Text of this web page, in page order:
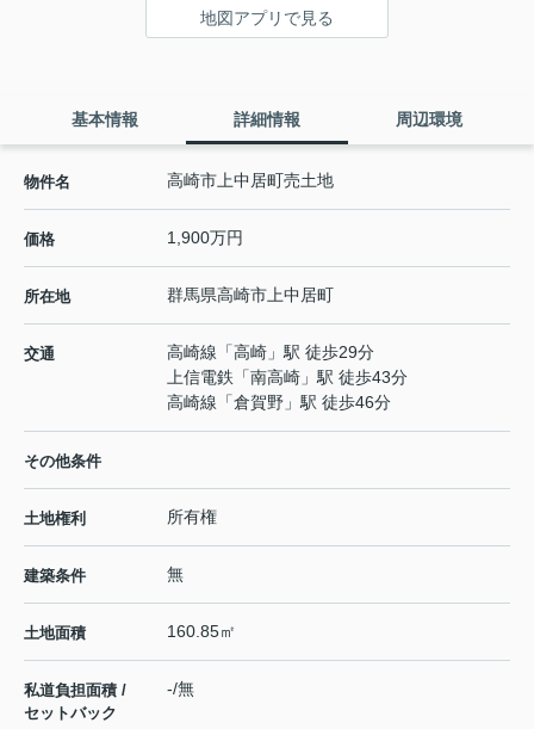
地図アプリで見る
基本情報 詳細情報 周辺環境
物件名 高崎市上中居町売土地
価格 1,900万円
所在地 群馬県高崎市 上中居町
交通 高崎線 「高崎 」駅 徒歩29分
上信電鉄 「南高崎 」駅 徒歩43分
高崎線 「倉賀野 」駅 徒歩46分
その他条件
土地権利 所有権
建築条件 無
土地面積 160.85㎡
私道負担面積 /
セットバック
-/無